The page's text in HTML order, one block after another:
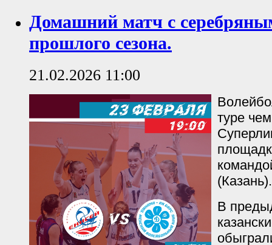
Домашний матч с
прошлого сезона.
21.02.2026 11:00
туре
(Казань).
В